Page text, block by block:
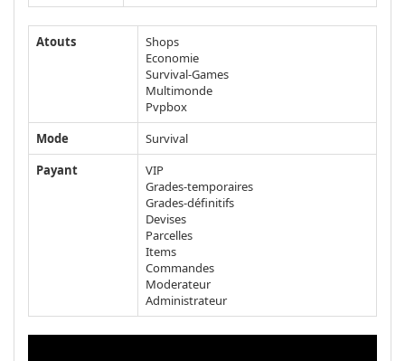
Atouts
Shops
Economie
Survival-Games
Multimonde
Pvpbox
Mode
Survival
Payant
VIP
Grades-temporaires
Grades-définitifs
Devises
Parcelles
Items
Commandes
Moderateur
Administrateur